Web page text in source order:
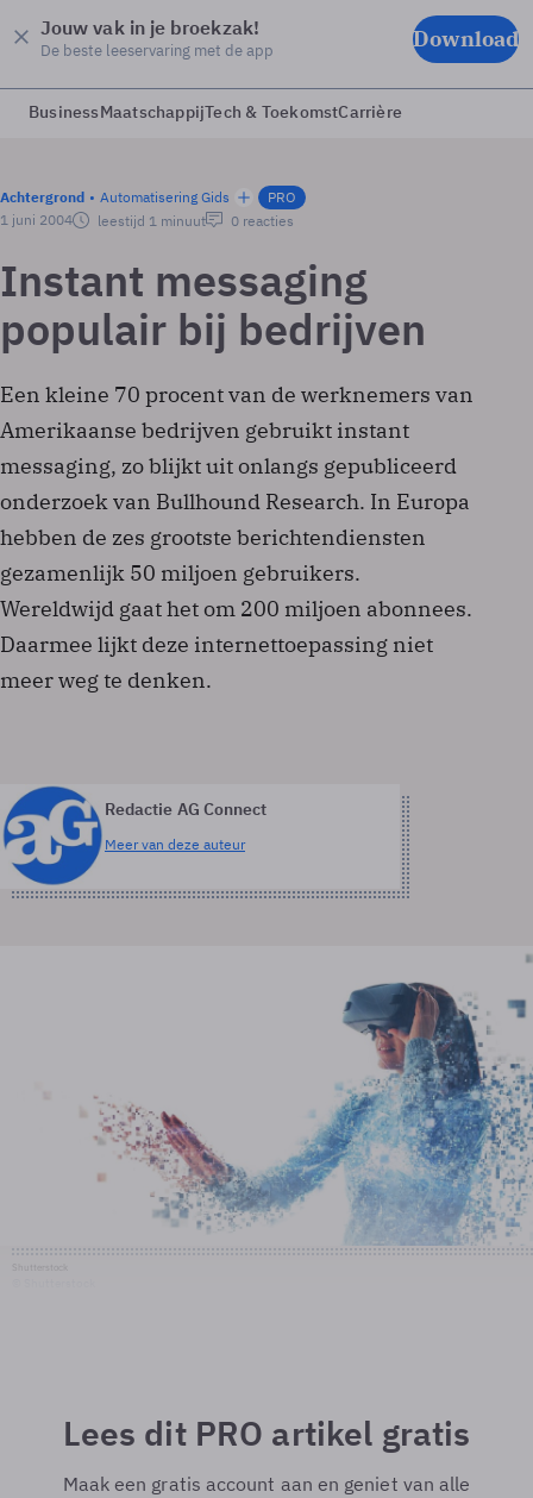
Jouw vak in je broekzak!
De beste leeservaring met de app Download
BusinessMaatschappijTech & ToekomstCarrière
Achtergrond Automatisering Gids
PRO
1 juni 2004
leestijd 1 minuut 0 reacties
Instant messaging
populair bij bedrijven
Een kleine 70 procent van de werknemers van
Amerikaanse bedrijven gebruikt instant
messaging, zo blijkt uit onlangs gepubliceerd
onderzoek van Bullhound Research. In Europa
hebben de zes grootste berichtendiensten
gezamenlijk 50 miljoen gebruikers.
Wereldwijd gaat het om 200 miljoen abonnees.
Daarmee lijkt deze internettoepassing niet
meer weg te denken.
Redactie AG Connect
Meer van deze auteur
Lees dit PRO artikel gratis
Maak een gratis account aan en geniet van alle